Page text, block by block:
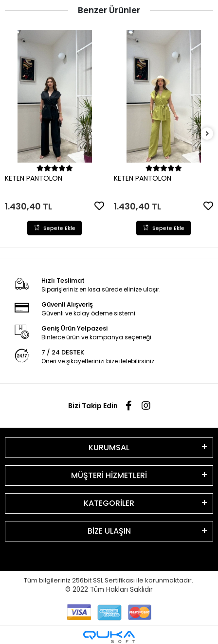
Benzer Ürünler
Sepete Ekle
KETEN PANTOLON
1.430,40 TL
Sepete Ekle
Sepete Ekle
KETEN PANTOLON
1.430,40 TL
Sepete Ekle
Hızlı Teslimat
Siparişleriniz en kısa sürede elinize ulaşır.
Güvenli Alışveriş
Güvenli ve kolay ödeme sistemi
Geniş Ürün Yelpazesi
Binlerce ürün ve kampanya seçeneği
7 / 24 DESTEK
Öneri ve şikayetlerinizi bize iletebilirsiniz.
Bizi Takip Edin
KURUMSAL
MÜŞTERİ HİZMETLERİ
KATEGORİLER
BİZE ULAŞIN
Tüm bilgileriniz 256bit SSL Sertifikası ile korunmaktadır.
© 2022 Tüm Hakları Saklıdır